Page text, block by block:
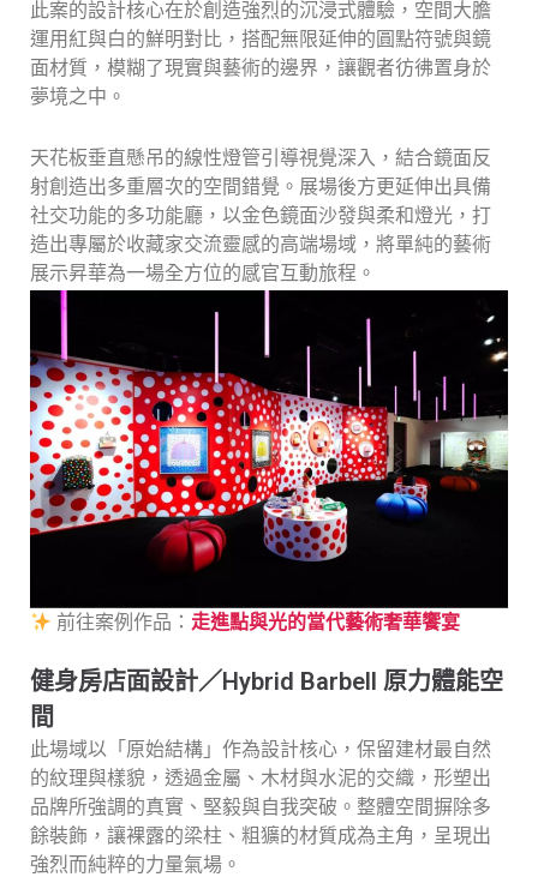
此案的設計核心在於創造強烈的沉浸式體驗，空間大膽
運用紅與白的鮮明對比，搭配無限延伸的圓點符號與鏡
面材質，模糊了現實與藝術的邊界，讓觀者彷彿置身於
夢境之中。
天花板垂直懸吊的線性燈管引導視覺深入，結合鏡面反
射創造出多重層次的空間錯覺。展場後方更延伸出具備
社交功能的多功能廳，以金色鏡面沙發與柔和燈光，打
造出專屬於收藏家交流靈感的高端場域，將單純的藝術
展示昇華為一場全方位的感官互動旅程。
前往案例作品： 走進點與光的當代藝術奢華饗宴
健身房店面設計／Hybrid Barbell 原力體能空
間
此場域以「原始結構」作為設計核心，保留建材最自然
的紋理與樣貌，透過金屬、木材與水泥的交織，形塑出
品牌所強調的真實、堅毅與自我突破。整體空間摒除多
餘裝飾，讓裸露的梁柱、粗獷的材質成為主角，呈現出
強烈而純粹的力量氣場。